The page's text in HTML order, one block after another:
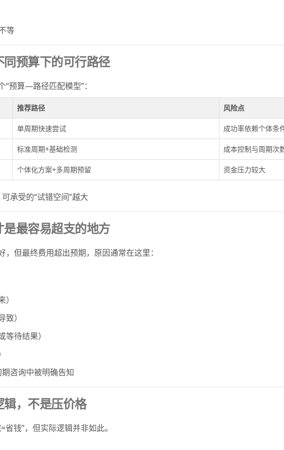
等
预算下的可行路径
预算—路径匹配模型”：
推荐路径 风险点
单周期快速尝试 成功率依赖个体条
标准周期+基础检测 成本控制与周期次
个体化方案+多周期预留 资金压力较大
承受的“试错空间”越大
最容易超支的地方
但最终费用超出预期，原因通常在这里：
）
待结果）
咨询中被明确告知
，不是压价格
钱”，但实际逻辑并非如此。